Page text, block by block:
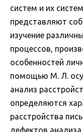
систем и их
представляют
изучение
процессов,
особенностей
помощью М. Л.
анализ
определяются
расстройства
дефектов